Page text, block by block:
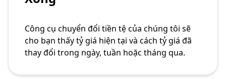
Công cụ chuyển đổi tiền tệ của chúng tôi sẽ
cho bạn thấy tỷ giá hiện tại và cách tỷ giá đã
thay đổi trong ngày, tuần hoặc tháng qua.